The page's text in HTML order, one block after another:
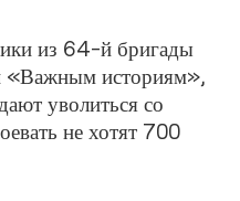
из 64-й бригады
«Важным историям»,
уволиться со
не хотят 700